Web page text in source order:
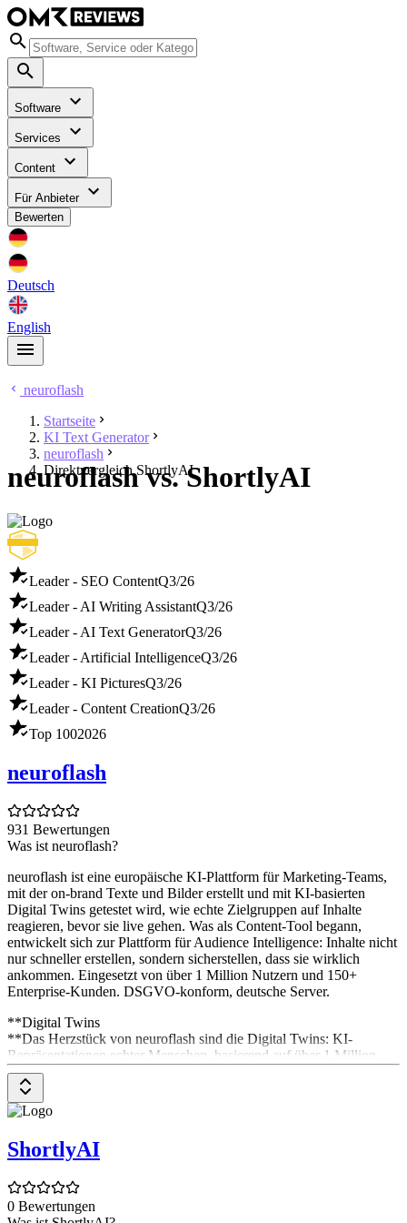
Software
Services
Content
Für Anbieter
Bewerten
Deutsch
English
neuroflash
Startseite
KI Text Generator
neuroflash
Direktvergleich ShortlyAI
neuroflash vs. ShortlyAI
Leader - SEO ContentQ3/26
Leader - AI Writing AssistantQ3/26
Leader - AI Text GeneratorQ3/26
Leader - Artificial IntelligenceQ3/26
Leader - KI PicturesQ3/26
Leader - Content CreationQ3/26
Top 1002026
neuroflash
931 Bewertungen
Was ist neuroflash?
neuroflash ist eine europäische KI-Plattform für Marketing-Teams,
mit der on-brand Texte und Bilder erstellt und mit KI-basierten
Digital Twins getestet wird, wie echte Zielgruppen auf Inhalte
reagieren, bevor sie live gehen. Was als Content-Tool begann,
entwickelt sich zur Plattform für Audience Intelligence: Inhalte nicht
nur schneller erstellen, sondern sicherstellen, dass sie wirklich
ankommen. Eingesetzt von über 1 Million Nutzern und 150+
Enterprise-Kunden. DSGVO-konform, deutsche Server.
**Digital Twins
**Das Herzstück von neuroflash sind die Digital Twins: KI-
Repräsentationen echter Menschen, basierend auf über 1 Million
verifizierten Profilen aus realen Befragungen. Statt wochenlang auf
Marktforschung zu warten, befragst du sie direkt zu Kampagnen,
Headlines oder Strategien und bekommst Feedback aus Sicht deiner
Zielgruppe mit 85 bis 98 Prozent Vorhersagegenauigkeit. Validiert
Marken.
Brand Hub
Im Brand Hub bestimmst du, wie deine Texte klingen. Stelle sicher,
ShortlyAI
0 Bewertungen